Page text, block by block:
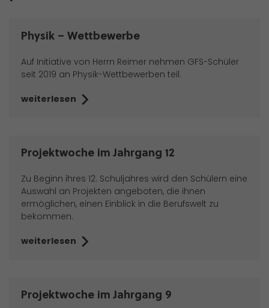
Physik – Wettbewerbe
Auf Initiative von Herrn Reimer nehmen GFS-Schüler
seit 2019 an Physik-Wettbewerben teil.
weiterlesen
Projektwoche im Jahrgang 12
Zu Beginn ihres 12. Schuljahres wird den Schülern eine
Auswahl an Projekten angeboten, die ihnen
ermöglichen, einen Einblick in die Berufswelt zu
bekommen.
weiterlesen
Projektwoche im Jahrgang 9